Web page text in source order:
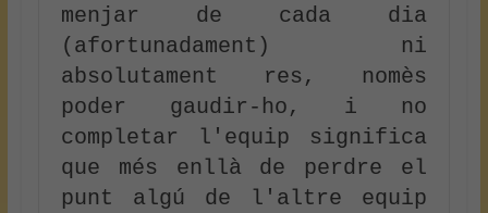
menjar de cada dia
(afortunadament) ni
absolutament res, nomès
poder gaudir-ho, i no
completar l'equip significa
que més enllà de perdre el
punt algú de l'altre equip